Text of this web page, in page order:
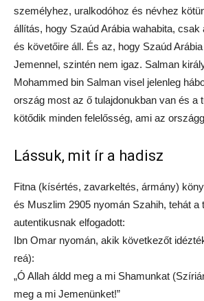
személyhez, uralkodóhoz és névhez
állítás, hogy Szaúd Arábia wahabita, csak
és követőire áll. És az, hogy Szaúd
Jemennel, szintén nem igaz. Salman
Mohammed bin Salman visel jelenleg
ország most az ő tulajdonukban van és a
kötődik minden felelősség, ami az
Lássuk, mit ír a hadisz
Fitna (kísértés, zavarkeltés, ármány)
és Muszlim 2905 nyomán Szahih, tehát a
autentikusnak elfogadott:
Ibn Omar nyomán, akik következőt
reá):
„Ó Allah áldd meg a mi Shamunkat
meg a mi Jemenünket!”